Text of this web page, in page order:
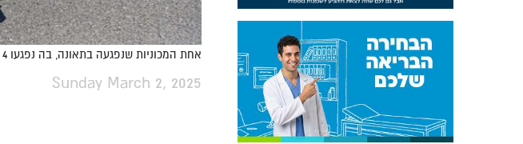
אחת המכוניות שנפגעה בתאונה, בה נפגעו 4 נוסעים. צילום: דוברות שירותי כבאות והצלה, מחוז חוף.
Sunday March 2, 2025